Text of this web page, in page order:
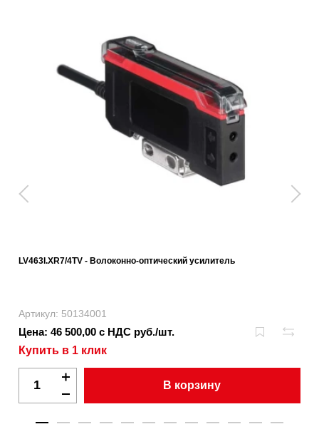
LV463I.XR7/4TV - Волоконно-оптический усилитель
Артикул: 50134001
Цена: 46 500,00 с НДС руб./шт.
Купить в 1 клик
В корзину